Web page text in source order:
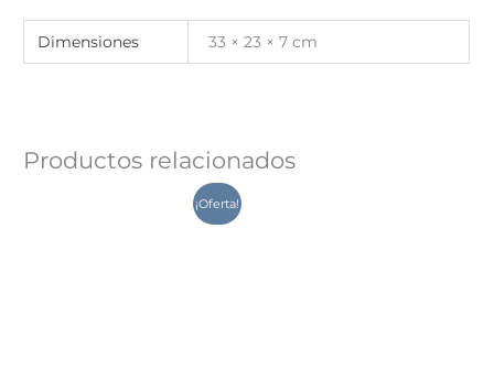
Dimensiones 33 × 23 × 7 cm
Productos relacionados
¡Oferta!
El
precio